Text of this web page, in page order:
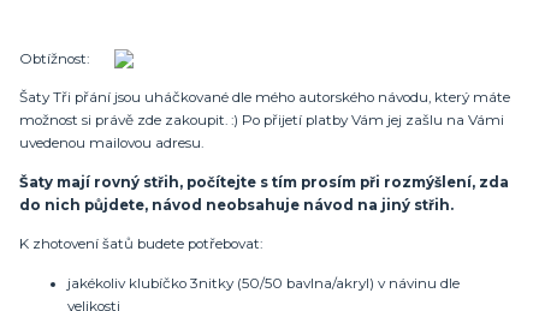
Obtížnost:
Šaty Tři přání jsou uháčkované dle mého autorského návodu, který máte
možnost si právě zde zakoupit. :) Po přijetí platby Vám jej zašlu na Vámi
uvedenou mailovou adresu.
Šaty mají rovný střih, počítejte s tím prosím při rozmýšlení, zda
do nich půjdete, návod neobsahuje návod na jiný střih.
K zhotovení šatů budete potřebovat:
jakékoliv klubíčko 3nitky (50/50 bavlna/akryl) v návinu dle
velikosti